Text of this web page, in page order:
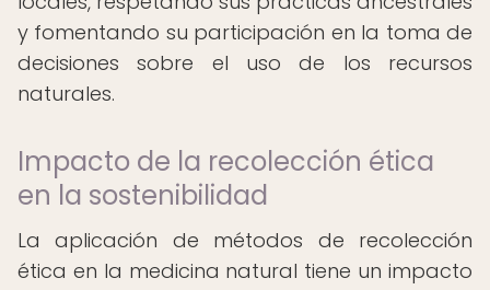
y fomentando su participación en la toma de
decisiones sobre el uso de los recursos
naturales.
Impacto de la recolección ética
en la sostenibilidad
La aplicación de métodos de recolección
ética en la medicina natural tiene un impacto